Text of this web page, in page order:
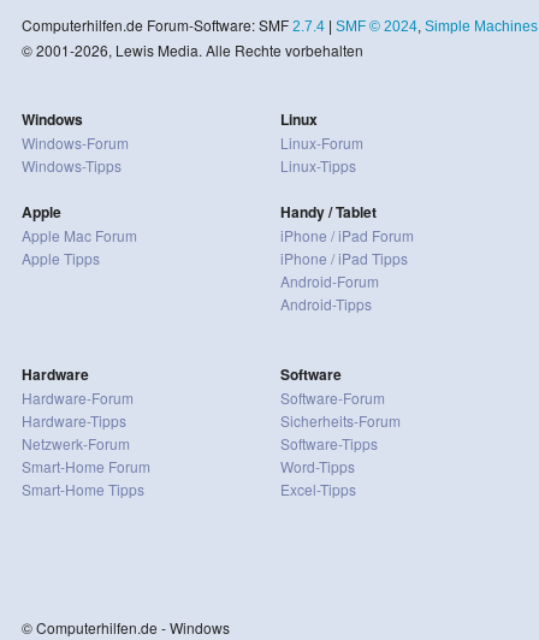
Computerhilfen.de Forum-Software: SMF 2.7.4| SMF © 2024, Simple Machines
© 2001-2026, Lewis Media. Alle Rechte vorbehalten
Windows
Windows-Forum
Windows-Tipps
Apple
Apple Mac Forum
Apple Tipps
Linux
Linux-Forum
Linux-Tipps
Handy / Tablet
iPhone / iPad Forum
iPhone / iPad Tipps
Android-Forum
Android-Tipps
Hardware
Hardware-Forum
Hardware-Tipps
Netzwerk-Forum
Smart-Home Forum
Smart-Home Tipps
Software
Software-Forum
Sicherheits-Forum
Software-Tipps
Word-Tipps
Excel-Tipps
© Computerhilfen.de - Windows